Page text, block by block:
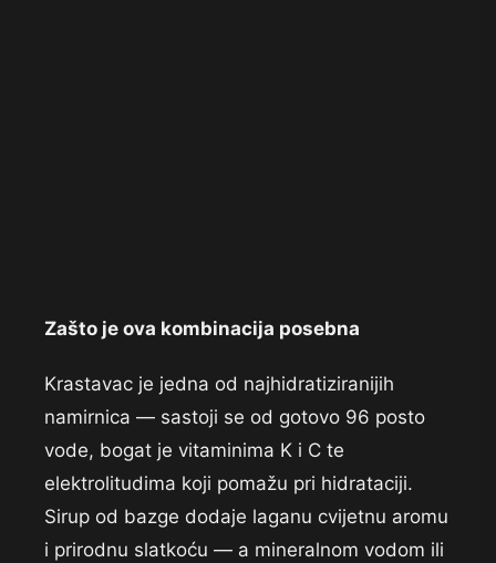
Zašto je ova kombinacija posebna
Krastavac je jedna od najhidratiziranijih
namirnica — sastoji se od gotovo 96 posto
vode, bogat je vitaminima K i C te
elektrolitudima koji pomažu pri hidrataciji.
Sirup od bazge dodaje laganu cvijetnu aromu
i prirodnu slatkoću — a mineralnom vodom ili